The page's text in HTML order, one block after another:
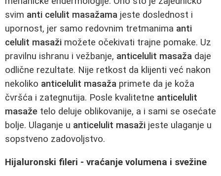
svim anti celulit masažama jeste doslednost i
upornost, jer samo redovnim tretmanima anti
celulit masaži možete očekivati trajne pomake. Uz
pravilnu ishranu i vežbanje, anticelulit masaža daje
odlične rezultate. Nije retkost da klijenti već nakon
nekoliko anticelulit masaža primete da je koža
čvršća i zategnutija. Posle kvalitetne anticelulit
masaže telo deluje oblikovanije, a i sami se osećate
bolje. Ulaganje u anticelulit masaži jeste ulaganje u
sopstveno zadovoljstvo.
Hijaluronski fileri - vraćanje volumena i svežine